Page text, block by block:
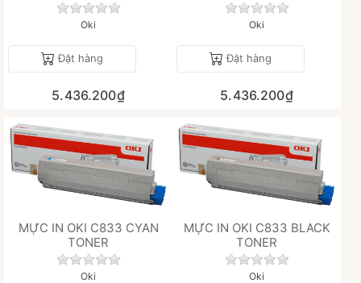
Chưa có đánh giá nào cho sản phẩm này.
Oki
Đặt hàng
5.436.200₫
Chưa có đánh giá
Oki
Đặt hàng
5.436.200₫
MỰC IN OKI C833 CYAN
TONER
Chưa có đánh giá nào cho sản phẩm này.
Oki
MỰC IN OKI C833 BLACK
TONER
Chưa có đánh giá
Oki